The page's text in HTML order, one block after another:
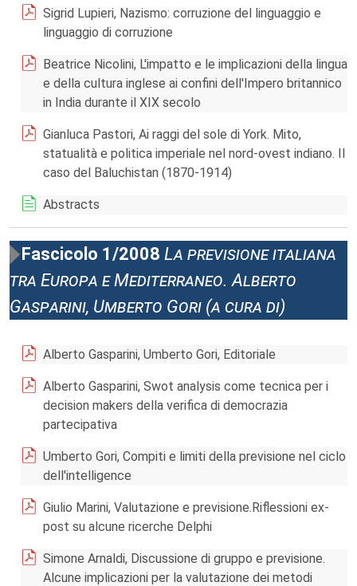
Sigrid Lupieri, Nazismo: corruzione del linguaggio e
linguaggio di corruzione
Beatrice Nicolini, L'impatto e le implicazioni della lingua
e della cultura inglese ai confini dell'Impero britannico
in India durante il XIX secolo
Gianluca Pastori, Ai raggi del sole di York. Mito,
statualità e politica imperiale nel nord-ovest indiano. Il
caso del Baluchistan (1870-1914)
Abstracts
Fascicolo 1/2008 La previsione italiana
tra Europa e Mediterraneo. Alberto
Gasparini, Umberto Gori (a cura di)
Alberto Gasparini, Umberto Gori, Editoriale
Alberto Gasparini, Swot analysis come tecnica per i
decision makers della verifica di democrazia
partecipativa
Umberto Gori, Compiti e limiti della previsione nel ciclo
dell'intelligence
Giulio Marini, Valutazione e previsione.Riflessioni ex-
post su alcune ricerche Delphi
Simone Arnaldi, Discussione di gruppo e previsione.
Alcune implicazioni per la valutazione dei metodi